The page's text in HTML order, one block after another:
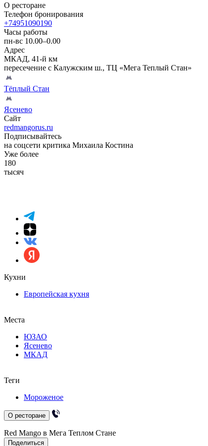
О ресторане
Телефон бронирования
+74951090190
Часы работы
пн-вс 10.00–0.00
Адрес
МКАД, 41-й км
пересечение с Калужским ш., ТЦ «Мега Теплый Стан»
Тёплый Стан
Ясенево
Сайт
redmangorus.ru
Подписывайтесь
на соцсети критика Михаила Костина
Уже более
180
тысяч
Кухни
Европейская кухня
Места
ЮЗАО
Ясенево
МКАД
Теги
Мороженое
О ресторане
Red Mango в Мега Теплом Стане
Поделиться